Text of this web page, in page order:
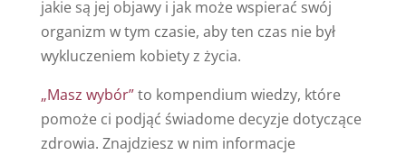
jakie są jej objawy i jak może wspierać swój
organizm w tym czasie, aby ten czas nie był
wykluczeniem kobiety z życia.
„Masz wybór”to kompendium wiedzy, które
pomoże ci podjąć świadome decyzje dotyczące
zdrowia. Znajdziesz w nim informacje